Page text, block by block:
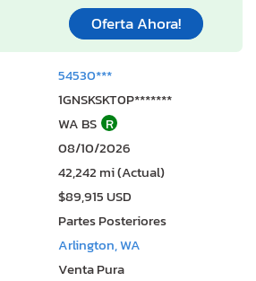
Oferta Ahora!
54530***
1GNSKSKT0P*******
WA BS R
08/10/2026
42,242 mi (Actual)
$89,915 USD
Partes Posteriores
Arlington, WA
Venta Pura